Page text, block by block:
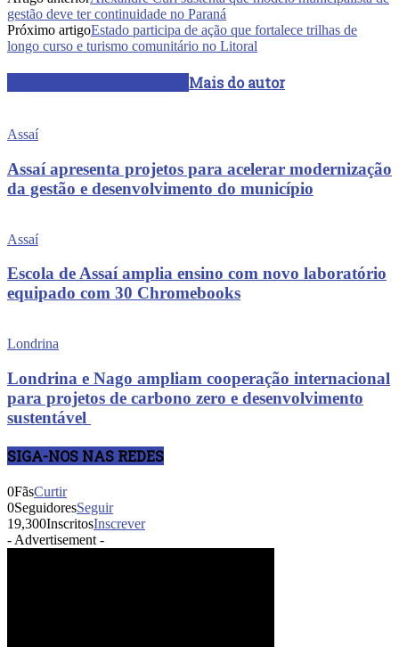
gestão deve ter continuidade no Paraná
Próximo artigoEstado participa de ação que fortalece trilhas de
longo curso e turismo comunitário no Litoral
Mais do autor
Assaí
Assaí apresenta projetos para acelerar modernização
da gestão e desenvolvimento do município
Assaí
Escola de Assaí amplia ensino com novo laboratório
equipado com 30 Chromebooks
Londrina
Londrina e Nago ampliam cooperação internacional
para projetos de carbono zero e desenvolvimento
sustentável
SIGA-NOS NAS REDES
0FãsCurtir
0SeguidoresSeguir
19,300InscritosInscrever
- Advertisement -